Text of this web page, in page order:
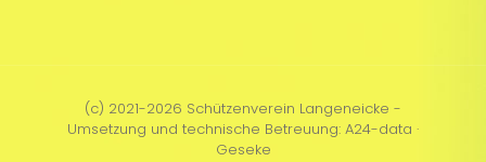
(c) 2021-2026 Schützenverein Langeneicke -
Umsetzung und technische Betreuung: A24-data ·
Geseke